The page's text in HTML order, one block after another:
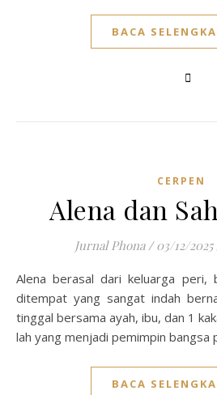
BACA
CERPEN
Alena dan
Jurnal Phona / 03/12/2025
Alena berasal dari keluarga peri, bangsa mereka tinggal
ditempat yang sangat indah
tinggal bersama ayah, ibu, dan 1
lah yang menjadi pemimpin bangsa
BACA